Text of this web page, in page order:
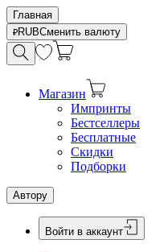
Главная
RUBСменить валюту
Магазин
Импринты
Бестселлеры
Бесплатные
Скидки
Подборки
Автору
Войти в аккаунт